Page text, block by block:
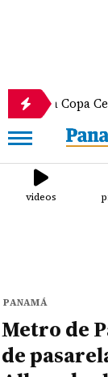
videos
PANAMÁ
Metro de
de